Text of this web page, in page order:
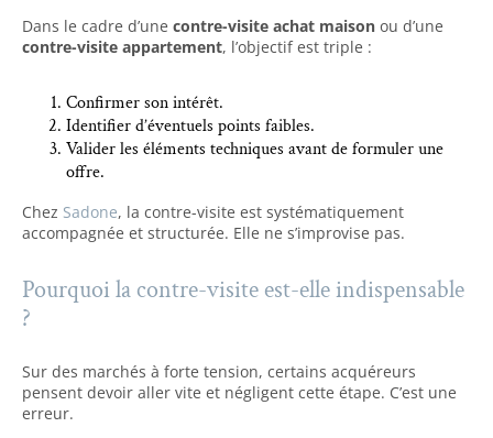
Dans le cadre d’une contre-visite achat maison ou d’une
contre-visite appartement, l’objectif est triple :
Confirmer son intérêt.
Identifier d’éventuels points faibles.
Valider les éléments techniques avant de formuler une
offre.
Chez Sadone, la contre-visite est systématiquement
accompagnée et structurée. Elle ne s’improvise pas.
Pourquoi la contre-visite est-elle indispensable
?
Sur des marchés à forte tension, certains acquéreurs
pensent devoir aller vite et négligent cette étape. C’est une
erreur.